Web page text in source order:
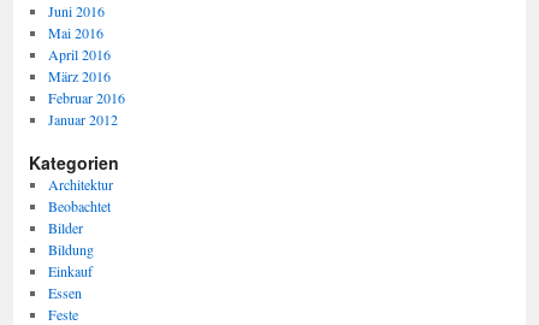
Juni 2016
Mai 2016
April 2016
März 2016
Februar 2016
Januar 2012
Kategorien
Architektur
Beobachtet
Bilder
Bildung
Einkauf
Essen
Feste